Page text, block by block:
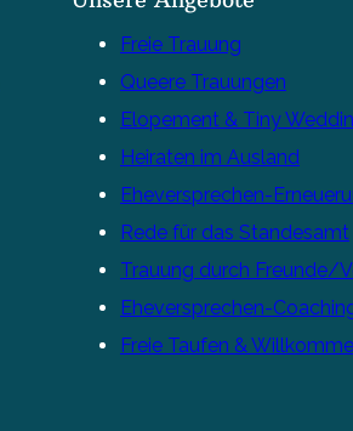
Freie Trauung
Queere Trauungen
Elopement & Tiny
Heiraten im Ausland
Eheversprechen-
Rede für das Standesamt
Trauung durch Freunde/
Eheversprechen-
Freie Taufen &